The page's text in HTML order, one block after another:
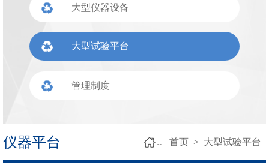
大型仪器设备
大型试验平台
管理制度
仪器平台 首页 > 大型试验平台